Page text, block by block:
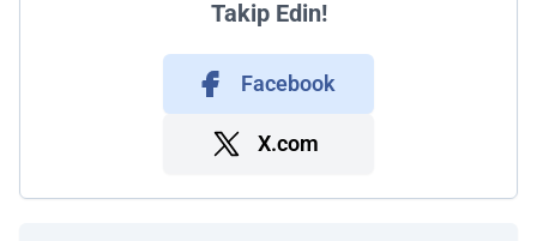
Takip Edin!
Facebook
X.com